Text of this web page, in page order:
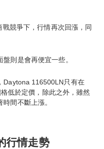
競爭下，行情再次回漲，同
則是會再便宜一些。
Daytona 116500LN只有在
低於定價，除此之外，雖然
間不斷上漲。
行情走勢